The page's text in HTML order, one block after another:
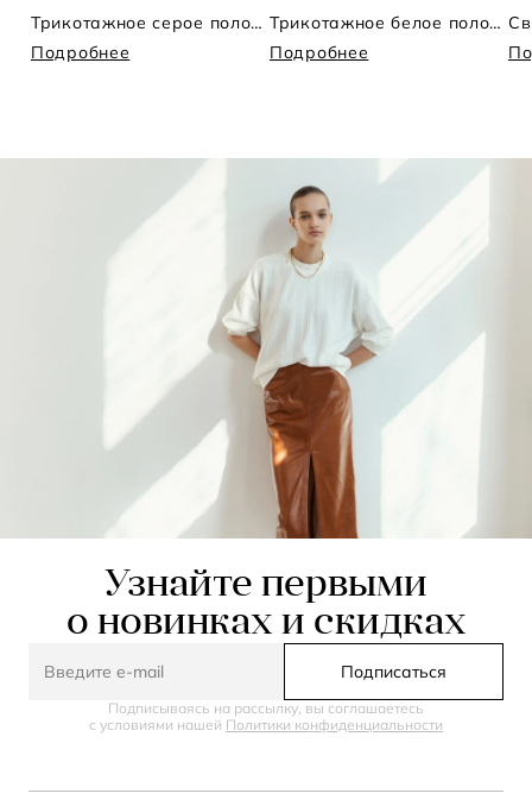
Трикотажное серое поло коротким рукавом
Подробнее
Трикотажное белое поло с коротким рукавом
Подробнее
Узнайте первыми
о новинках и скидках
Подписаться
Подписываясь на рассылку, вы соглашаетесь
с условиями нашей Политики конфиденциальности